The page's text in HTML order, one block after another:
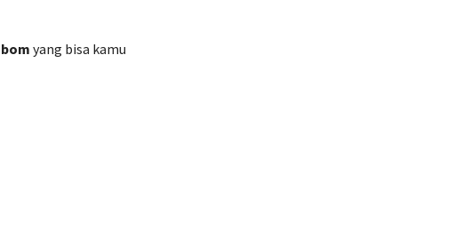
yang bisa kamu